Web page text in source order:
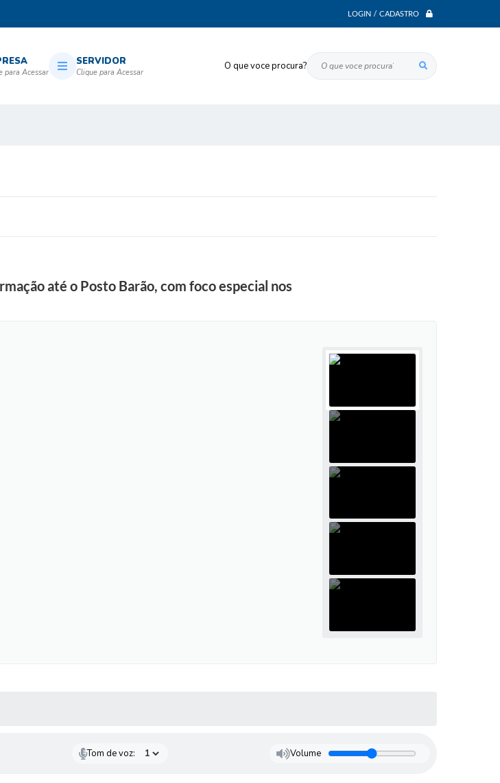
LOGIN / CADASTRO
O que voce procura?
SERVIDOR
até o Posto Barão, com foco especial nos
Tom de voz: Volume